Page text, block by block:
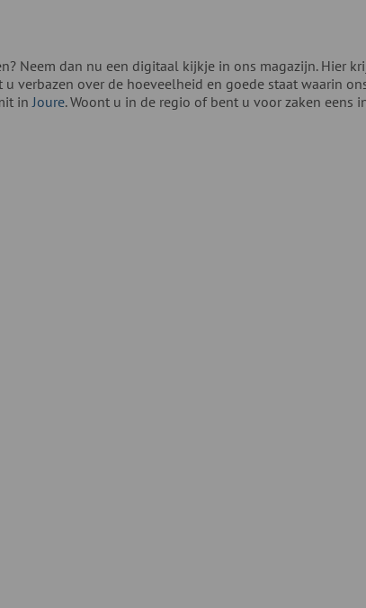
Neem dan nu een digitaal kijkje in ons magazijn. Hier
over de hoeveelheid en goede staat waarin
inJoure. Woont u in de regio of bent u voor zaken eens